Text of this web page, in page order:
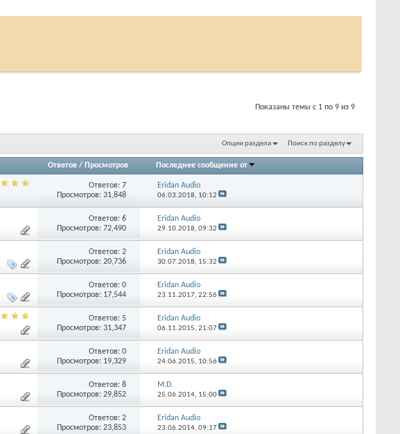
Показаны темы с 1 по 9 из 9
Опции раздела Поиск по разделу
Ответов / Просмотров Последнее сообщение от
Ответов:7
Просмотров: 31,848
Eridan Audio
06.03.2018, 10:12
Ответов:6
Просмотров: 72,490
Eridan Audio
29.10.2018, 09:32
Ответов:2
Просмотров: 20,736
Eridan Audio
30.07.2018, 15:32
Ответов:0
Просмотров: 17,544
Eridan Audio
23.11.2017, 22:56
Ответов:5
Просмотров: 31,347
Eridan Audio
06.11.2015, 21:07
Ответов:0
Просмотров: 19,329
Eridan Audio
24.06.2015, 10:56
Ответов:8
Просмотров: 29,852
M.D.
25.06.2014, 15:00
Ответов:2
Просмотров: 23,853
Eridan Audio
23.06.2014, 09:17